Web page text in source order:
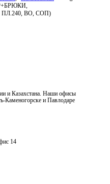
ВО, СОП)
и Казахстана. Наши офисы
Каменогорске и Павлодаре
14